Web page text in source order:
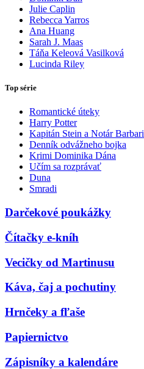
Julie Caplin
Rebecca Yarros
Ana Huang
Sarah J. Maas
Táňa Keleová Vasilková
Lucinda Riley
Top série
Romantické úteky
Harry Potter
Kapitán Stein a Notár
Denník odvážneho bojka
Krimi Dominika Dána
Učím sa rozprávať
Duna
Smradi
Darčekové poukážky
Čítačky e-kníh
Vecičky od Martinusu
Káva, čaj a pochutiny
Hrnčeky a fľaše
Papiernictvo
Zápisníky a kalendáre